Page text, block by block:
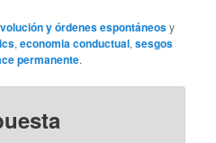
y órdenes espontáneosy
,economia conductual,sesgos
permanente.